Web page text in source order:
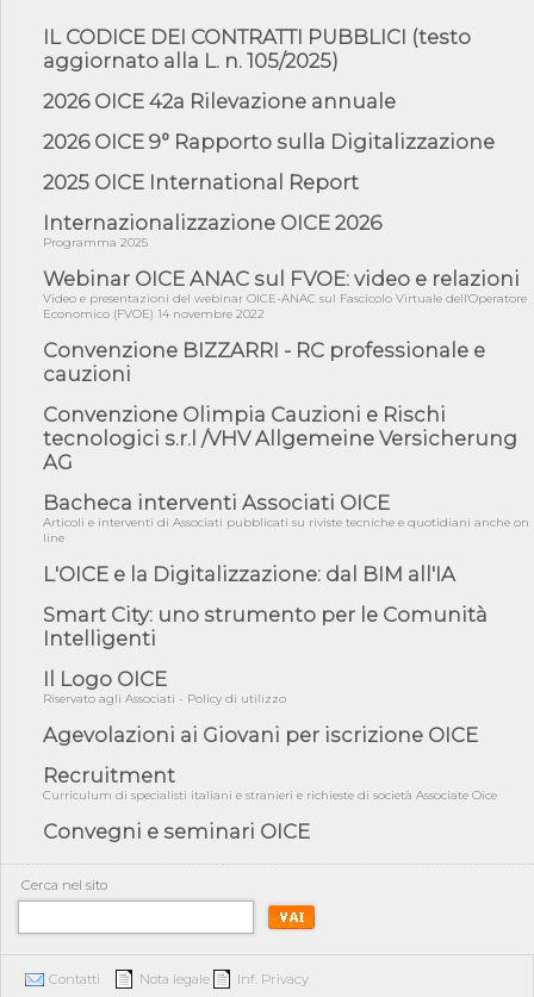
07/08/26 - Ponte sullo Stretto di Messina: deliberata la
sussistenza di...
07/08/26 - Tunnel Brennero, dal Cipess via libera al quinto lotto
costr...
06/08/26 - Istat, produzione industriale in calo dell'1% a giugno,
con ...
06/08/26 - DL PA approvato in Cdm: contributi per
riqualificazione sism...
06/08/26 - CdM: approvato il d.lgs. di adeguamento all’AI Act in
mate...
06/08/26 - DDL delegazione europea in Cdm per recepimento
norme UE in m...
05/08/26 - DL Infrastrutture e PNRR è legge: approvata oggi la
fiducia...
05/08/26 - Focus OICE sul DDL di riforma della responsabilità
05/08/26 - Anac: pubblicata la Relazione illustrativa al Bando tipo
2 s...
05/08/26 - SAVE THE DATE: Assemblea Pubblica Confindustria
Professioni ...
05/08/26 - Successo OICE per il bando della Città metropolitana
di Reg...
05/08/26 - Lettera OICE per il bando della Giunta Regionale della
Campa...
04/08/26 - DL PA: previste cancellazioni da elenchi professionisti
per ...
04/08/26 - International Sustainable Buildings Competition -
COP31, An...
04/08/26 - CdS, project financing: progetto di fattibilità da
impugnar...
04/08/26 - Rapporto Anac corruzione 2020-2026: procedimenti
penali per ...
04/08/26 - CdS: partecipazione alla gara non equivale ad
04/08/26 - DL Infrastrutture approvato alla Camera, passa ora al
IL CODICE DEI CONTRATTI PUBBLICI (testo
aggiornato alla L. n. 105/2025)
2026 OICE 42a Rilevazione annuale
2026 OICE 9° Rapporto sulla Digitalizzazione
2025 OICE International Report
Internazionalizzazione OICE 2026
Programma 2025
Webinar OICE ANAC sul FVOE: video e relazioni
Video e presentazioni del webinar OICE-ANAC sul Fascicolo Virtuale dell'Operatore
Economico (FVOE) 14 novembre 2022
Convenzione BIZZARRI - RC professionale e
cauzioni
Convenzione Olimpia Cauzioni e Rischi
tecnologici s.r.l /VHV Allgemeine Versicherung
AG
Bacheca interventi Associati OICE
Articoli e interventi di Associati pubblicati su riviste tecniche e quotidiani anche on
line
L'OICE e la Digitalizzazione: dal BIM all'IA
Smart City: uno strumento per le Comunità
Intelligenti
Il Logo OICE
Riservato agli Associati - Policy di utilizzo
Agevolazioni ai Giovani per iscrizione OICE
Recruitment
Curriculum di specialisti italiani e stranieri e richieste di società Associate Oice
Convegni e seminari OICE
Cerca nel sito
Contatti Nota legale Inf. Privacy